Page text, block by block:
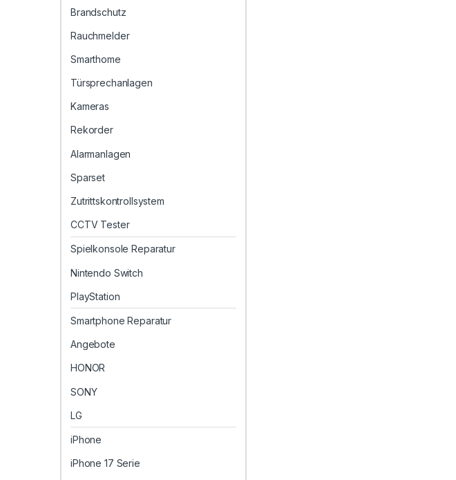
Brandschutz
Rauchmelder
Smarthome
Türsprechanlagen
Kameras
Rekorder
Alarmanlagen
Sparset
Zutrittskontrollsystem
CCTV Tester
Spielkonsole Reparatur
Nintendo Switch
PlayStation
Smartphone Reparatur
Angebote
HONOR
SONY
LG
iPhone
iPhone 17 Serie